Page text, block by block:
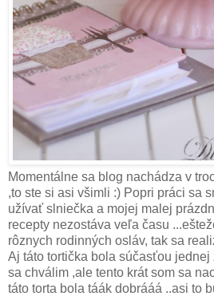
Momentálne sa blog nachádza v
,to ste si asi všimli :) Popri práci sa
užívať slniečka a mojej malej
recepty nezostáva veľa času
rôznych rodinných osláv, tak sa
Aj táto tortička bola súčasťou jednej
sa chválim ,ale tento krát som sa
táto torta bola táák dobrááá ..asi to